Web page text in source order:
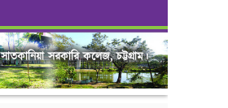
সাতকানিয়া সরকারি কলেজ, চট্টগ্রাম।